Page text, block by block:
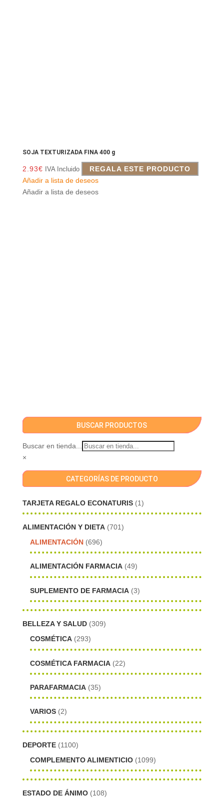
SOJA TEXTURIZADA FINA 400 g
2.93€ IVA Incluido
REGALA ESTE PRODUCTO
Añadir a lista de deseos
Añadir a lista de deseos
BUSCAR PRODUCTOS
Buscar en tienda...
×
CATEGORÍAS DE PRODUCTO
TARJETA REGALO ECONATURIS (1)
ALIMENTACIÓN Y DIETA (701)
ALIMENTACIÓN (696)
ALIMENTACIÓN FARMACIA (49)
SUPLEMENTO DE FARMACIA (3)
BELLEZA Y SALUD (309)
COSMÉTICA (293)
COSMÉTICA FARMACIA (22)
PARAFARMACIA (35)
VARIOS (2)
DEPORTE (1100)
COMPLEMENTO ALIMENTICIO (1099)
ESTADO DE ÁNIMO (108)